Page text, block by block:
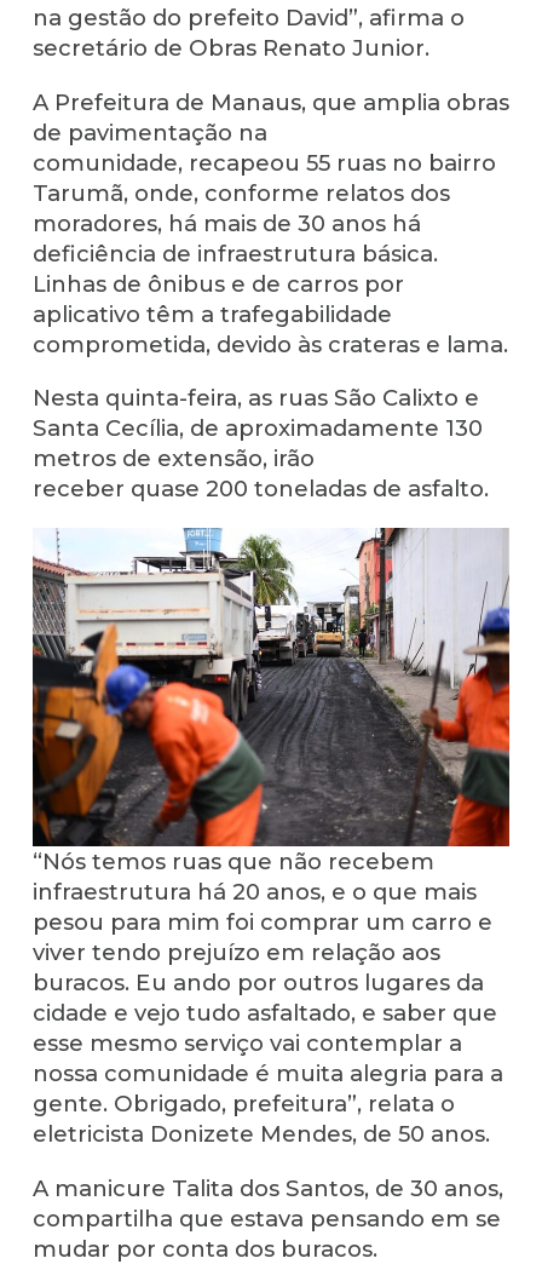
na gestão do prefeito David”, afirma o
secretário de Obras Renato Junior.
A Prefeitura de Manaus, que amplia obras
de pavimentação na
comunidade, recapeou 55 ruas no bairro
Tarumã, onde, conforme relatos dos
moradores, há mais de 30 anos há
deficiência de infraestrutura básica.
Linhas de ônibus e de carros por
aplicativo têm a trafegabilidade
comprometida, devido às crateras e lama.
Nesta quinta-feira, as ruas São Calixto e
Santa Cecília, de aproximadamente 130
metros de extensão, irão
receber quase 200 toneladas de asfalto.
“Nós temos ruas que não recebem
infraestrutura há 20 anos, e o que mais
pesou para mim foi comprar um carro e
viver tendo prejuízo em relação aos
buracos. Eu ando por outros lugares da
cidade e vejo tudo asfaltado, e saber que
esse mesmo serviço vai contemplar a
nossa comunidade é muita alegria para a
gente. Obrigado, prefeitura”, relata o
eletricista Donizete Mendes, de 50 anos.
A manicure Talita dos Santos, de 30 anos,
compartilha que estava pensando em se
mudar por conta dos buracos.